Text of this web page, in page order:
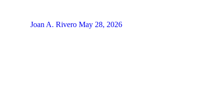
Joan A. Rivero May 28, 2026